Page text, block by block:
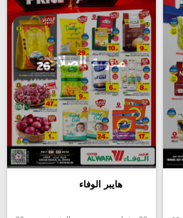
منتهية الصلاحية
هايبر الوفاء